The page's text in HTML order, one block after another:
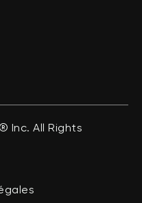
Inc. All Rights